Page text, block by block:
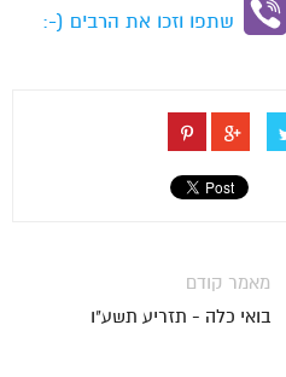
Telegram
Viber
שתפו וזכו את הרבים (-:
מאמר קודם
בואי כלה - תזריע תשע"ו